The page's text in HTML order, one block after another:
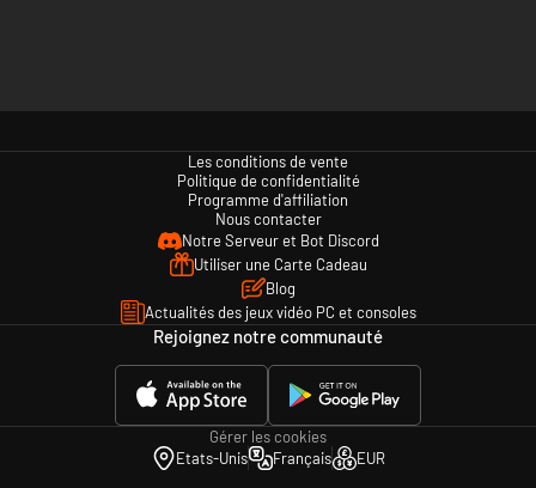
Les conditions de vente
Politique de confidentialité
Programme d'affiliation
Nous contacter
Notre Serveur et Bot Discord
Utiliser une Carte Cadeau
Blog
Actualités des jeux vidéo PC et consoles
Rejoignez notre communauté
Gérer les cookies
Etats-Unis
Français EUR